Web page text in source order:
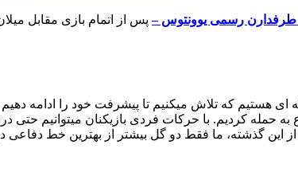
طرفدارن رسمی یوونتوس –پس از اتمام بازی مقابل
هستیم که تلاش میکنیم تا پیشرفت خود را ادامه
به حمله کردیم. با حرکات فردی بازیکنان میتوانیم حتی
این گذشته، ما فقط دو گل بیشتر از بهترین خط